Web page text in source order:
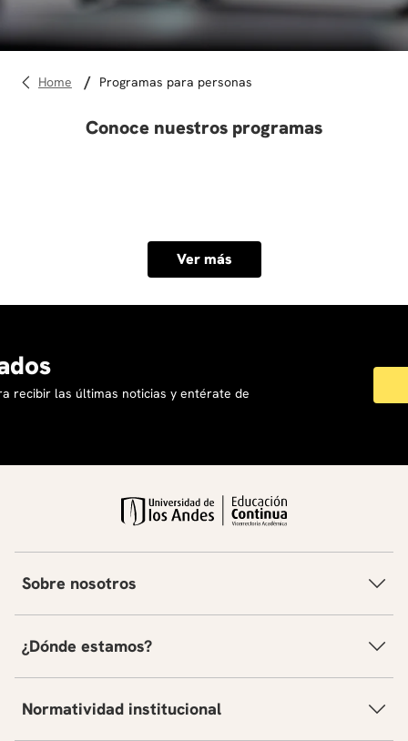
marketing
programas para personas
Conoce nuestros programas
Ver más
recibir las últimas noticias y entérate de
Sobre nosotros
¿Dónde estamos?
Normatividad institucional